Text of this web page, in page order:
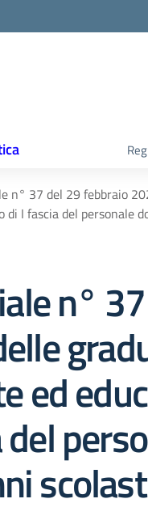
n° 37 del 29 febbraio
I fascia del personale
n°
ed